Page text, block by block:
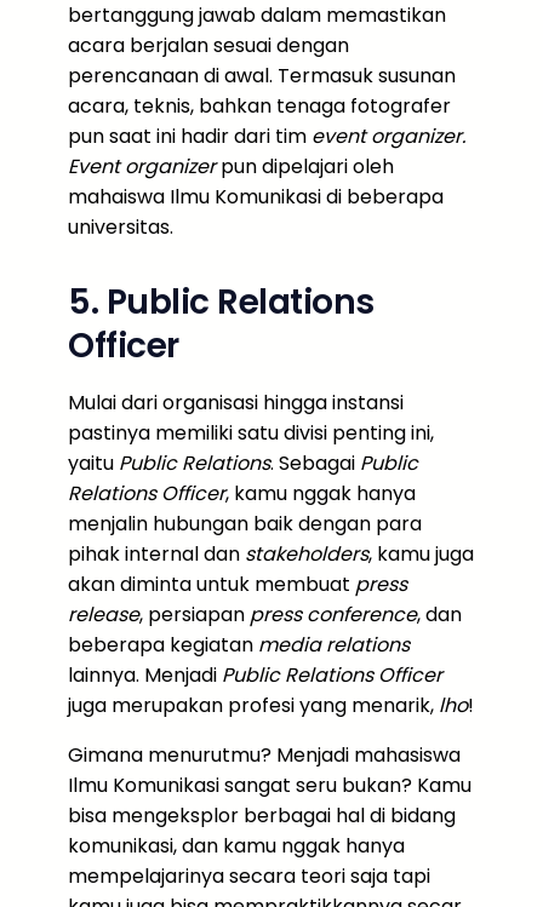
bertanggung jawab dalam memastikan
acara berjalan sesuai dengan
perencanaan di awal. Termasuk susunan
acara, teknis, bahkan tenaga fotografer
pun saat ini hadir dari tim event organizer.
Event organizerpun dipelajari oleh
mahaiswa Ilmu Komunikasi di beberapa
universitas.
5. Public Relations
Officer
Mulai dari organisasi hingga instansi
pastinya memiliki satu divisi penting ini,
yaitu Public Relations. Sebagai Public
Relations Officer, kamu nggak hanya
menjalin hubungan baik dengan para
pihak internal dan stakeholders, kamu juga
akan diminta untuk membuat press
release, persiapan press conference, dan
beberapa kegiatan media relations
lainnya. Menjadi Public Relations Officer
juga merupakan profesi yang menarik, lho!
Gimana menurutmu? Menjadi mahasiswa
Ilmu Komunikasi sangat seru bukan? Kamu
bisa mengeksplor berbagai hal di bidang
komunikasi, dan kamu nggak hanya
mempelajarinya secara teori saja tapi